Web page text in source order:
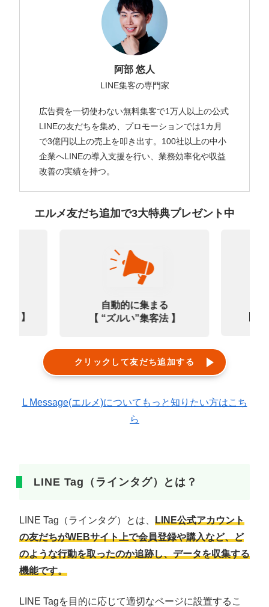
阿部 悠人
LINE集客の専門家
広告費を一切使わない無料集客で1万人以上の公式
LINEの友だちを集め、プロモーションでは1カ月
で3億円以上の売上を叩き出す。100社以上の中小
企業へLINEの導入支援を行い、業務効率化や収益
改善の実績を持つ。
エルメ友だち追加で3大特典プレゼント中
選 】
自動的に集まる
【 “ズルい”集客法 】
クリックして友だち追加する
L Message(エルメ)についてもっと知りたい方はこち
ら
LINE Tag（ラインタグ）とは？
LINE Tag（ラインタグ）とは、 LINE公式アカウント
の友だちがWEBサイト上で会員登録や購入など、ど
のような行動を取ったのか追跡し、データを収集する
機能です。
LINE Tagを目的に応じて適切なページに設置するこ